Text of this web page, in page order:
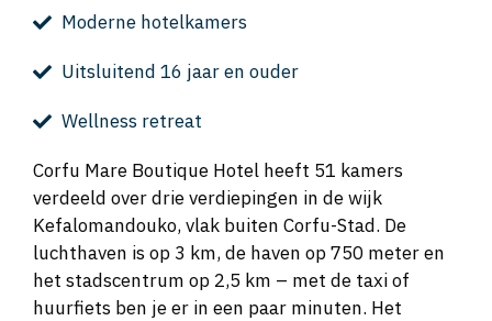
Moderne hotelkamers
Uitsluitend 16 jaar en ouder
Wellness retreat
Corfu Mare Boutique Hotel heeft 51 kamers
verdeeld over drie verdiepingen in de wijk
Kefalomandouko, vlak buiten Corfu-Stad. De
luchthaven is op 3 km, de haven op 750 meter en
het stadscentrum op 2,5 km – met de taxi of
huurfiets ben je er in een paar minuten. Het